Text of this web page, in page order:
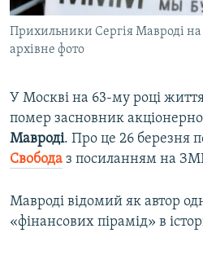
СВІДЧЕННЯ ОКУПАЦІЇ
УКРАЇНСЬКА ПРОБЛЕМА КРИМУ
Qırımtatar
Усі сайти RFE/RL
Прихильники Сергія Мавроді на
архівне фото
У Москві на 63-му році
помер засновник
Мавроді. Про це 26 березня
Свобода з посиланням на
Мавроді відомий як автор
«фінансових пірамід» в